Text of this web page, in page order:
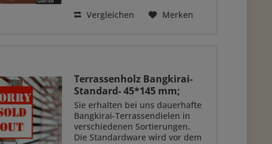
wird vor und nach dem hobeln
Vergleichen Merken
Terrassenholz Bangkirai-
Standard- 45*145 mm;
Sie erhalten bei uns dauerhafte
Bangkirai-Terrassendielen in
verschiedenen Sortierungen.
Die Standardware wird vor dem